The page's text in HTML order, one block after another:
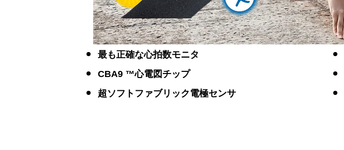
最も正確な心拍数モニタ
CBA9 ™心電図チップ
超ソフトファブリック電極センサ